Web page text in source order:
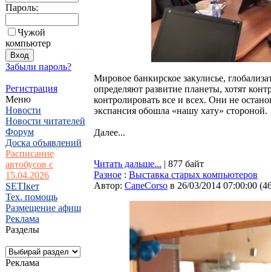
Пароль:
Чужой
компьютер
Забыли пароль?
Регистрация
Меню
Новости
Новости читателей
Форум
Доска объявлений
Расписание
автобусов с
15.04.2026
SETIкет
Тех. помощь
Размещение афиш
Реклама
Разделы
Реклама
Мировое банкирское закулисье,
определяют развитие планеты, хотят
контролировать все и всех. Они не
экспансия обошла «нашу хату» стороной.
Далее...
Читать дальше... | 877 байт
Разное : Выставка старых компьютеров
Автор: CaneCorso в 26/03/2014 07:00:00 (